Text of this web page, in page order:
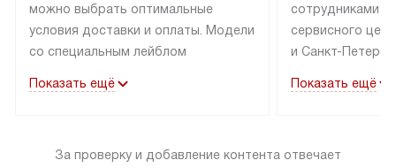
можно выбрать оптимальные
условия доставки и оплаты. Модели
со специальным лейблом
в пределах МКАД до подъезда,
«в наличии» может быть отправлен
Показать ещё
сотрудниками
сервисного
и Санкт-
подключается к
за пределы
Показать ещё
За проверку и добавление контента отвечает